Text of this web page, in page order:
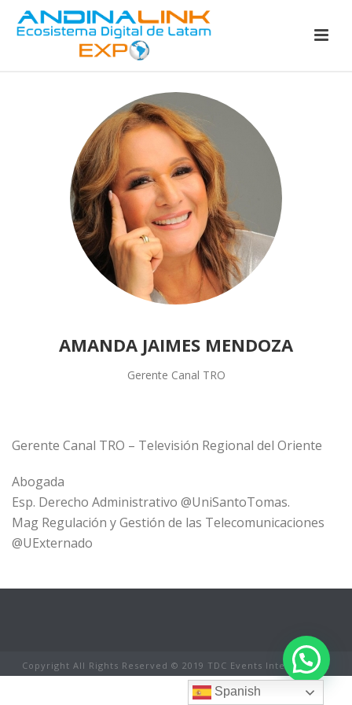
AMANDA JAIMES MENDOZA
Gerente Canal TRO
Gerente Canal TRO – Televisión Regional del Oriente
Abogada
Esp. Derecho Administrativo @UniSantoTomas.
Mag Regulación y Gestión de las Telecomunicaciones
@UExternado
Copyright All Rights Reserved © 2019 TDC Events International
Spanish